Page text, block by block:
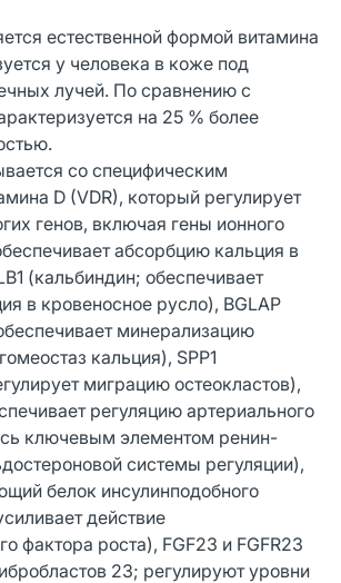
естественной формой витамина
у человека в коже под
лучей. По сравнению с
на 25 % более
со специфическим
D (VDR), который регулирует
генов, включая гены ионного
абсорбцию кальция в
(кальбиндин; обеспечивает
в кровеносное русло), BGLAP
минерализацию
кальция), SPP1
миграцию остеокластов),
регуляцию артериального
ключевым элементом ренин-
системы регуляции),
белок инсулинподобного
действие
фактора роста), FGF23 и FGFR23
23; регулируют уровни